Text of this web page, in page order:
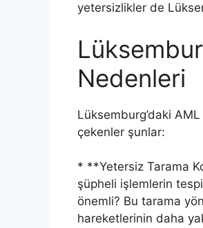
yetersizlikler de
Nedenleri
Lüksemburg’daki
çekenler şunlar:
* **Yetersiz Tarama
şüpheli işlemlerin
önemli? Bu tarama
hareketlerinin daha